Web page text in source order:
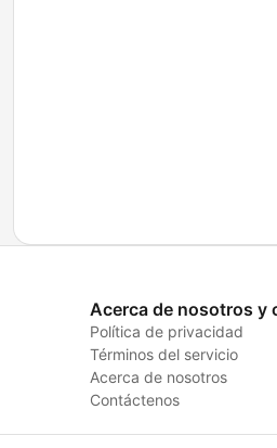
Acerca de nosotros y
Política de privacidad
Términos del servicio
Acerca de nosotros
Contáctenos